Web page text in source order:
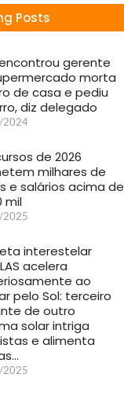
Posts
gerente
morta
de casa e pediu
diz delegado
2024
de 2026
milhares de
e salários acima de
mil
2025
interestelar
acelera
ao
pelo Sol: terceiro
de outro
solar intriga
e alimenta